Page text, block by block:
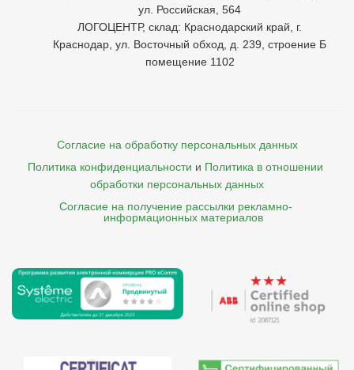
ул. Российская, 564
ЛОГОЦЕНТР, склад: Краснодарский край, г.
Краснодар, ул. Восточный обход, д. 239, строение Б
помещение 1102
Согласие на обработку персональных данных
Политика конфиденциальности и Политика в отношении
обработки персональных данных
Согласие на получение рассылки рекламно-
    информационных материалов